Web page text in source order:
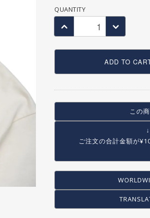
COMPLETE WHEEL
HUB GUARD
TIRE
TUBE
COG / FREE WHEEL
PEG
QUANTITY
ADD TO
この
ご注文の合計金額が